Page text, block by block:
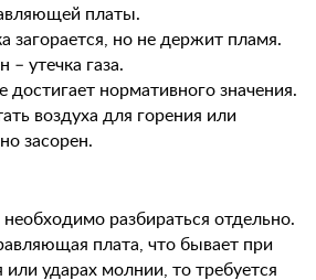
платы.
загорается, но не держит пламя.
– утечка газа.
достигает нормативного значения.
воздуха для горения или
засорен.
разбираться отдельно.
плата, что бывает при
или ударах молнии, то требуется